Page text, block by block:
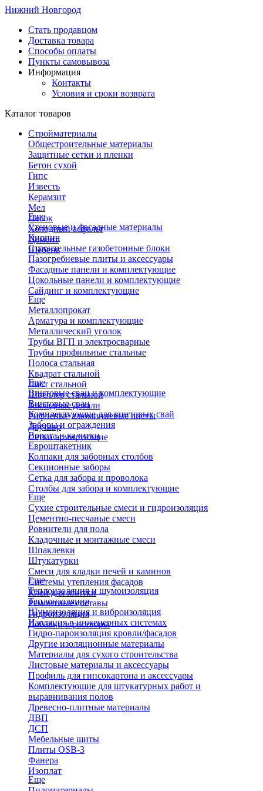
Нижний Новгород
Стать продавцом
Доставка товара
Способы оплаты
Пункты самовывоза
Информация
Контакты
Условия и сроки возврата
Каталог товаров
Стройматериалы
Общестроительные материалы
Защитные сетки и пленки
Бетон сухой
Гипс
Известь
Керамзит
Мел
Песок
Холодный асфальт
Цемент
Щебень
Еще
Стеновые и фасадные материалы
Кирпич
Строительные газобетонные блоки
Пазогребневые плиты и аксессуары
Фасадные панели и комплектующие
Цокольные панели и комплектующие
Сайдинг и комплектующие
Еще
Металлопрокат
Арматура и комплектующие
Металлический уголок
Трубы ВГП и электросварные
Трубы профильные стальные
Полоса стальная
Квадрат стальной
Лист стальной
Швеллер стальной
Закладные детали
Рифленые алюминиевые листы
Двутавр
Сетки армирующие
Еще
Винтовые сваи и комплектующие
Винтовые сваи
Комплектующие для винтовых свай
Заборы и ограждения
Ворота и калитки
Евроштакетник
Колпаки для заборных столбов
Секционные заборы
Сетка для забора и проволока
Столбы для забора и комплектующие
Еще
Сухие строительные смеси и гидроизоляция
Цементно-песчаные смеси
Ровнители для пола
Кладочные и монтажные смеси
Шпаклевки
Штукатурки
Смеси для кладки печей и каминов
Системы утепления фасадов
Клей для плитки
Ремонтные составы
Гидроизоляция
Добавки в растворы
Еще
Теплоизоляция и шумоизоляция
Теплоизоляция
Шумоизоляция и виброизоляция
Изоляция в инженерных системах
Гидро-пароизоляция кровли/фасадов
Другие изоляционные материалы
Материалы для сухого строительства
Листовые материалы и аксессуары
Профиль для гипсокартона и аксессуары
Комплектующие для штукатурных работ и
выравнивания полов
Древесно-плитные материалы
ДВП
ДСП
Мебельные щиты
Плиты OSB-3
Фанера
Изоплат
Еще